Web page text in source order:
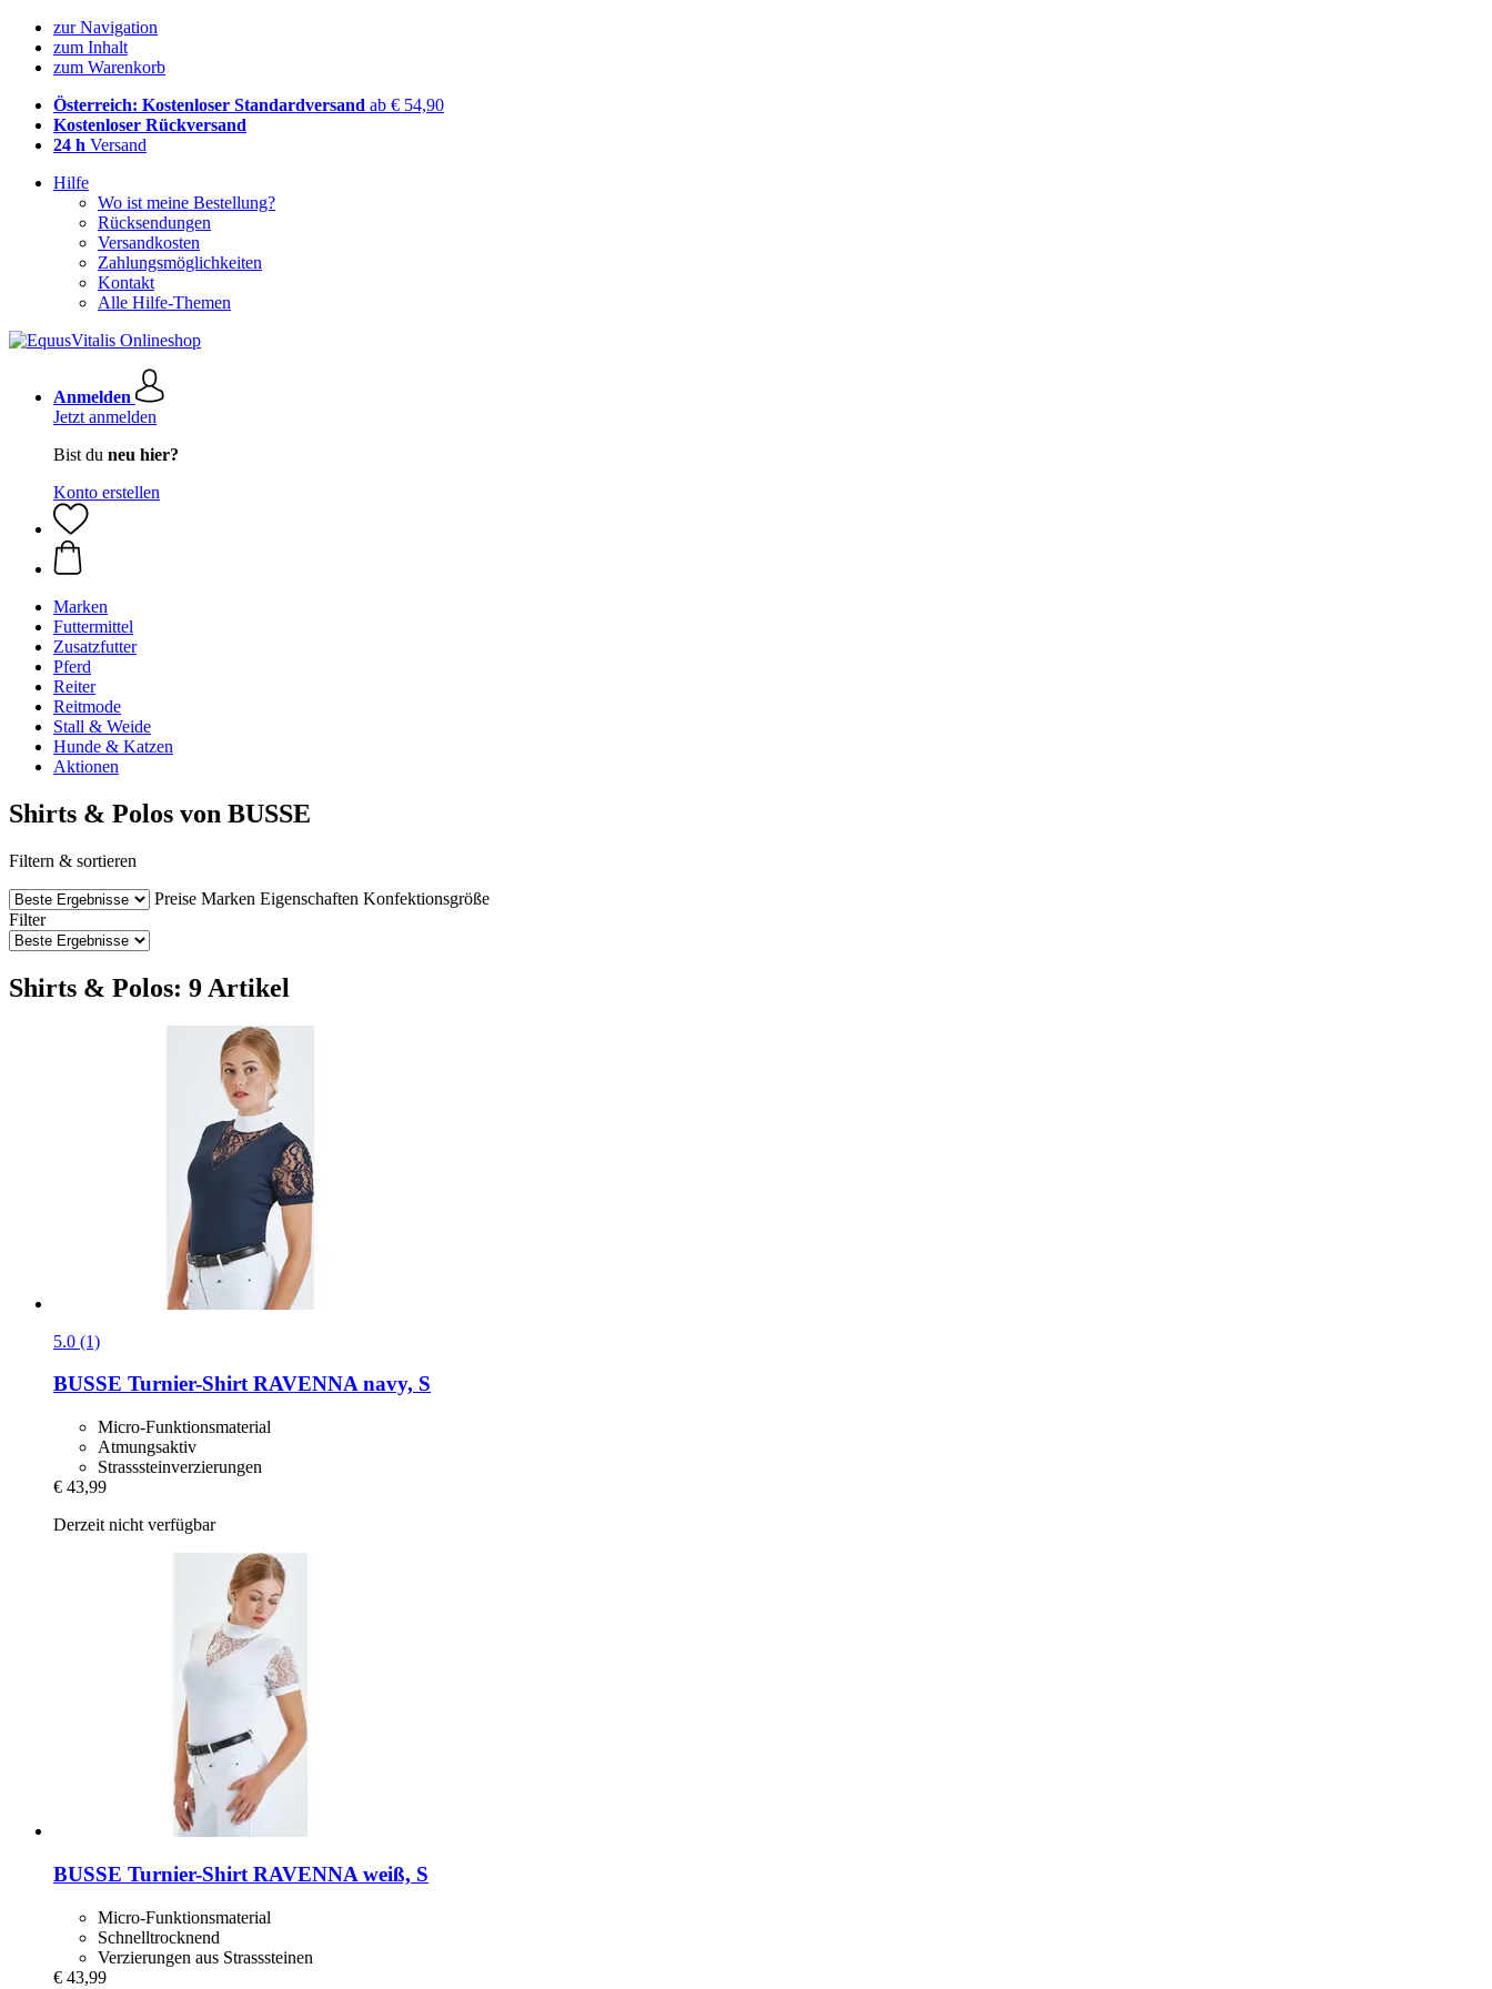
zur Navigation
zum Inhalt
zum Warenkorb
Österreich: Kostenloser Standardversand ab € 54,90
Kostenloser Rückversand
24 h Versand
Hilfe
Wo ist meine Bestellung?
Rücksendungen
Versandkosten
Zahlungsmöglichkeiten
Kontakt
Alle Hilfe-Themen
Anmelden
Jetzt anmelden
Bist du neu hier?
Konto erstellen
Marken
Futtermittel
Zusatzfutter
Pferd
Reiter
Reitmode
Stall & Weide
Hunde & Katzen
Aktionen
Shirts & Polos von BUSSE
Filtern & sortieren
Preise Marken Eigenschaften Konfektionsgröße
Filter
Shirts & Polos: 9 Artikel
5.0 (1)
BUSSE Turnier-​Shirt RAVENNA navy, S
Micro-Funktionsmaterial
Atmungsaktiv
Strasssteinverzierungen
€ 43,99
Derzeit nicht verfügbar
BUSSE Turnier-​Shirt RAVENNA weiß, S
Micro-Funktionsmaterial
Schnelltrocknend
Verzierungen aus Strasssteinen
€ 43,99